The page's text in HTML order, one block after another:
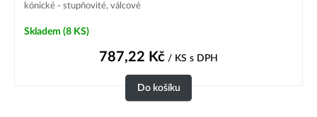
kónické - stupňovité, válcové
Skladem (8 KS)
787,22 Kč / KS s DPH
Do košíku